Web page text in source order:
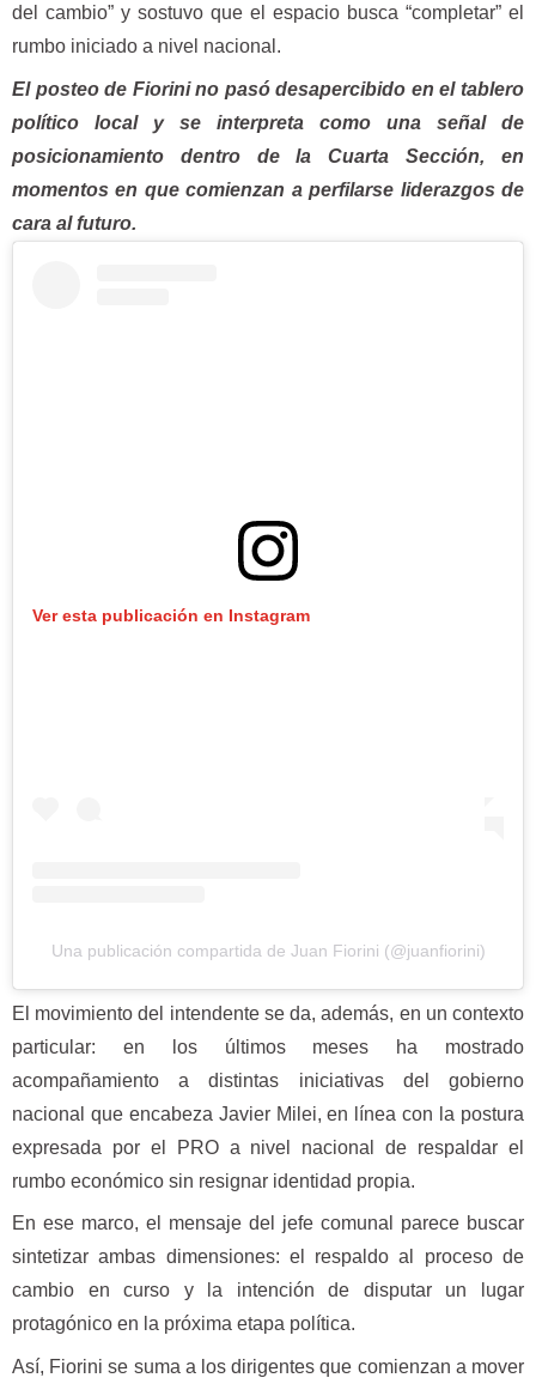
del cambio” y sostuvo que el espacio busca “completar” el
rumbo iniciado a nivel nacional.
El posteo de Fiorini no pasó desapercibido en el tablero
político local y se interpreta como una señal de
posicionamiento dentro de la Cuarta Sección, en
momentos en que comienzan a perfilarse liderazgos de
cara al futuro.
Ver esta publicación en Instagram
Una publicación compartida de Juan Fiorini (@juanfiorini)
El movimiento del intendente se da, además, en un contexto
particular: en los últimos meses ha mostrado
acompañamiento a distintas iniciativas del gobierno
nacional que encabeza Javier Milei, en línea con la postura
expresada por el PRO a nivel nacional de respaldar el
rumbo económico sin resignar identidad propia.
En ese marco, el mensaje del jefe comunal parece buscar
sintetizar ambas dimensiones: el respaldo al proceso de
cambio en curso y la intención de disputar un lugar
protagónico en la próxima etapa política.
Así, Fiorini se suma a los dirigentes que comienzan a mover